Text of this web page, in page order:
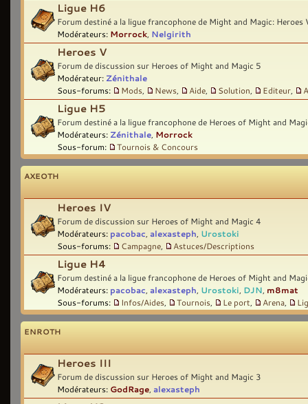
Ligue H6
Forum destiné a la ligue francophone de Might and Magic: Heroes
Modérateurs: Morrock Nelgirith
Heroes V
Forum de discussion sur Heroes of Might and Magic 5
Modérateur: Zénithale
Sous-forums:
Mods News Aide Solution Editeur
Ligue H5
Forum destiné a la ligue francophone de Heroes of Might and
Modérateurs: Zénithale Morrock
Sous-forum:
Tournois & Concours
AXEOTH
Heroes IV
Forum de discussion sur Heroes of Might and Magic 4
Modérateurs: pacobac alexasteph Urostoki
Sous-forums:
Campagne Astuces/Descriptions
Ligue H4
Forum destiné a la ligue francophone de Heroes of Might and
Modérateurs: pacobac alexasteph Urostoki DJN m8mat
Sous-forums:
Infos/Aides Tournois Le port Arena
ENROTH
Heroes III
Forum de discussion sur Heroes of Might and Magic 3
Modérateurs: GodRage alexasteph